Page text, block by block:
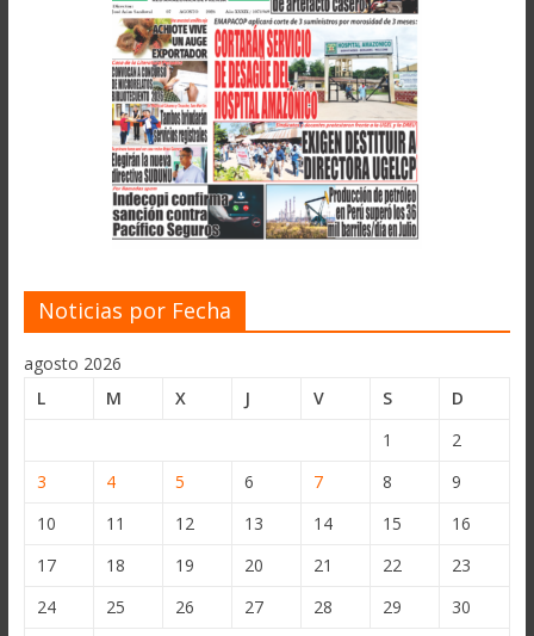
Noticias por Fecha
agosto 2026
L
M X J V S
D
1
2
3
4 5 6 7 8
9
10
11 12 13 14 15
16
17
18 19 20 21 22
23
24
25 26 27 28 29
30